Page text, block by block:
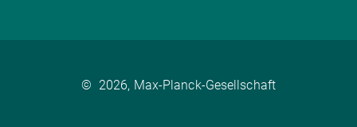
© 2026, Max-Planck-Gesellschaft